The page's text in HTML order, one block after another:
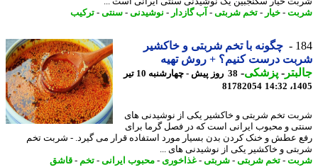
-خیار -تخم شربتی-آب گازدار-نوشیدنی-سنتی-ترکیب
چگونه با تخم شربتی و خاکشیر
درست کنیم؟ + روش تهیه
-پزشکی-
38 روز پیش - چهارشنبه 10 تیر
81782054
تخم شربتی و خاکشیر یکی از نوشیدنی های
و محبوب ایرانی است که در فصل گرما برای
عطش و خنک کردن بدن بسیار مورد استفاده قرار می گیرد. - شربت تخم
و خاکشیر یکی از نوشیدنی های ...
-تخم شربتی-شربتی-غذاخوری- محبوب ایرانی- تخم -قاشق